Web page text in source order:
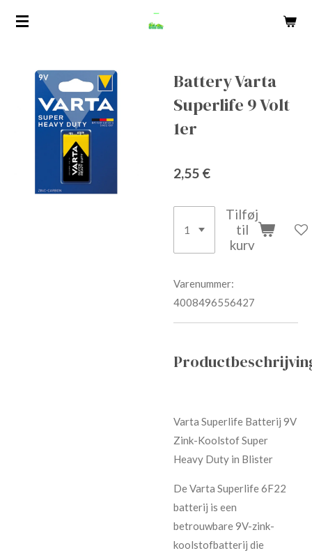
Spring
Battery Varta
Superlife 9 Volt
1er
2,55 €
Tilføj
til
kurv
Varenummer:
4008496556427
Varta Superlife Batterij 9V
Zink-Koolstof Super
Heavy Duty in Blister
De Varta Superlife 6F22
batterij is een
betrouwbare 9V-zink-
koolstofbatterij die